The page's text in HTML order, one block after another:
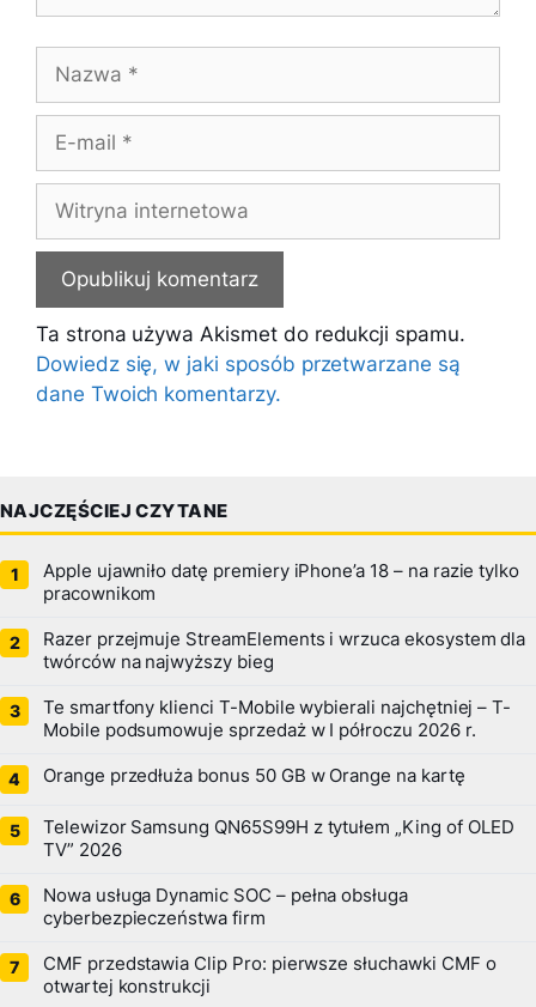
Nazwa
Witryna
internetowa
Ta strona używa Akismet do redukcji spamu.
Dowiedz się, w jaki sposób przetwarzane są
dane Twoich komentarzy.
NAJCZĘŚCIEJ CZYTANE
Apple ujawniło datę premiery iPhone’a 18 – na razie tylko
pracownikom
Razer przejmuje StreamElements i wrzuca ekosystem dla
twórców na najwyższy bieg
Te smartfony klienci T-Mobile wybierali najchętniej – T-
Mobile podsumowuje sprzedaż w I półroczu 2026 r.
Orange przedłuża bonus 50 GB w Orange na kartę
Telewizor Samsung QN65S99H z tytułem „King of OLED
TV” 2026
Nowa usługa Dynamic SOC – pełna obsługa
cyberbezpieczeństwa firm
CMF przedstawia Clip Pro: pierwsze słuchawki CMF o
otwartej konstrukcji